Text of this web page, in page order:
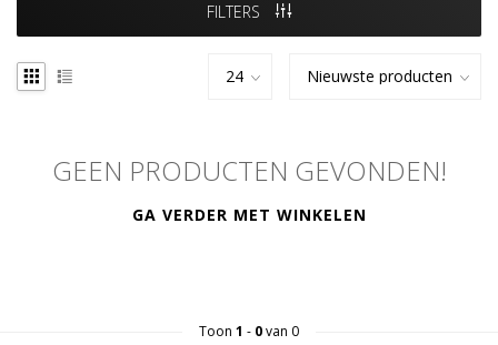
FILTERS
GEEN PRODUCTEN GEVONDEN!
GA VERDER MET WINKELEN
Toon 1 - 0van 0